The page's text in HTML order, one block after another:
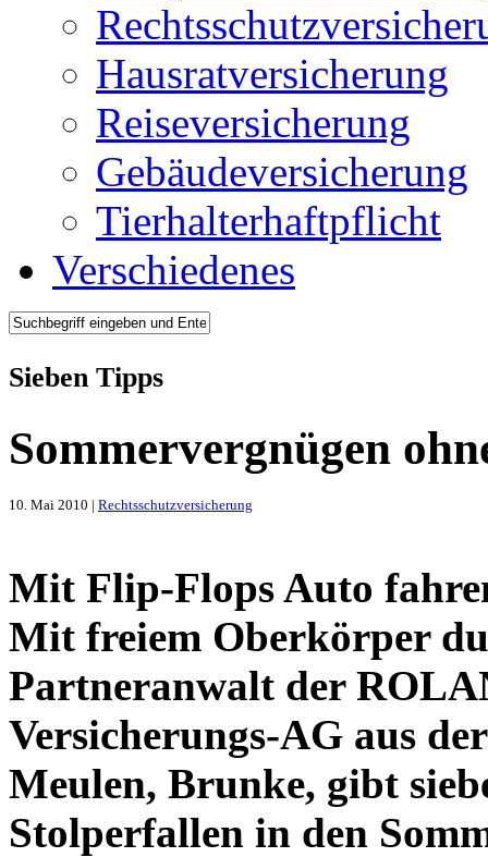
Hausratversicherung
Reiseversicherung
Gebäudeversicherung
Tierhalterhaftpflicht
Verschiedenes
Sieben Tipps
Sommervergnügen
10. Mai 2010 | Rechtsschutzversicherung
Mit Flip-Flops Auto
Mit freiem Oberkörper
Partneranwalt der
Versicherungs-AG aus
Meulen, Brunke, gibt
Stolperfallen in den